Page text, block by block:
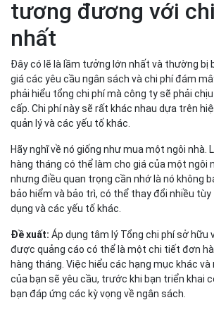
tương đương với
nhất
Đây có lẽ là lầm tưởng lớn nhất và thường bị
giá các yêu cầu ngân sách và chi phí đám
phải hiểu tổng chi phí mà công ty sẽ phải
cấp. Chi phí này sẽ rất khác nhau dựa trên
quản lý và các yếu tố khác.
Hãy nghĩ về nó giống như mua một ngôi nhà.
hàng tháng có thể làm cho giá của một ngôi
nhưng điều quan trọng cần nhớ là nó không
bảo hiểm và bảo trì, có thể thay đổi nhiều
dụng và các yếu tố khác.
Đề xuất: Áp dụng tâm lý Tổng chi phí sở hữu
được quảng cáo có thể là một chi tiết đơn
hàng tháng. Việc hiểu các hạng mục khác và
của bạn sẽ yêu cầu, trước khi bạn triển khai
bạn đáp ứng các kỳ vọng về ngân sách.